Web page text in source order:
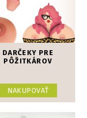
DARČEKY PRE
PÔŽITKÁROV
NAKUPOVAŤ